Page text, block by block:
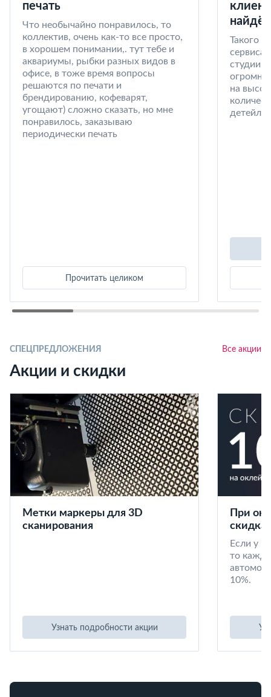
печать
Что необычайно понравилось, то
коллектив, очень как-то все просто,
в хорошем понимании,. тут тебе и
аквариумы, рыбки разных видов в
офисе, в тоже время вопросы
решаются по печати и
брендированию, кофеварят,
угощают) сложно сказать, но мне
понравилось, заказываю
периодически печать
Прочитать целиком
Такого
сервиса
студии
на
СПЕЦПРЕДЛОЖЕНИЯ Все акции
Акции и скидки
Метки маркеры для 3D
сканирования
Узнать подробности акции
При
скидка
Если у
то
10%.